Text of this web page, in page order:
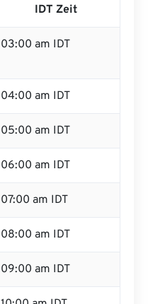
IDT Zeit
03:00 am IDT
04:00 am IDT
05:00 am IDT
06:00 am IDT
07:00 am IDT
08:00 am IDT
09:00 am IDT